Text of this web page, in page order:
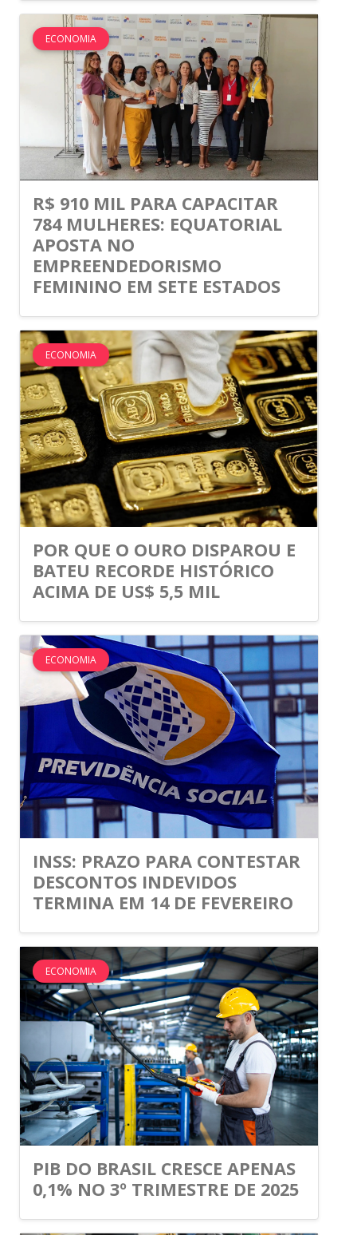
ECONOMIA
R$ 910 MIL PARA CAPACITAR
784 MULHERES: EQUATORIAL
APOSTA NO
EMPREENDEDORISMO
FEMININO EM SETE ESTADOS
ECONOMIA
POR QUE O OURO DISPAROU E
BATEU RECORDE HISTÓRICO
ACIMA DE US$ 5,5 MIL
ECONOMIA
INSS: PRAZO PARA CONTESTAR
DESCONTOS INDEVIDOS
TERMINA EM 14 DE FEVEREIRO
ECONOMIA
PIB DO BRASIL CRESCE APENAS
0,1% NO 3º TRIMESTRE DE 2025